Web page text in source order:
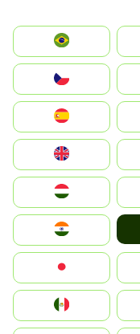
الإمارات العربية المتحدة
Switzerland
Deutschland
United Kingdom
Magyarország
Indonesia
South Korea